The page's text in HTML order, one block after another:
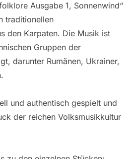
Ausgabe 1, Sonnenwind“
traditionellen
den Karpaten. Die Musik ist
Gruppen der
darunter Rumänen, Ukrainer,
und authentisch gespielt und
der reichen Volksmusikkultur